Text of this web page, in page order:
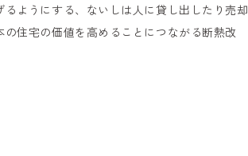
ようにする、ないしは人に貸し出したり売却
住宅の価値を高めることにつながる断熱改